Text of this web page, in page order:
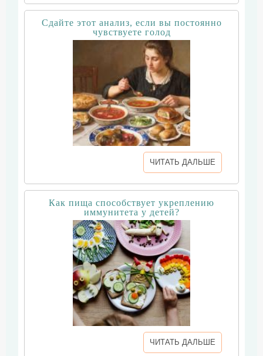
Сдайте этот анализ, если вы постоянно
чувствуете голод
ЧИТАТЬ ДАЛЬШЕ
Как пища способствует укреплению
иммунитета у детей?
ЧИТАТЬ ДАЛЬШЕ